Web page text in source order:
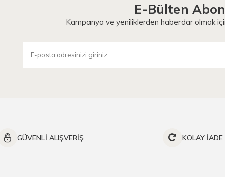
E-Bülten
Kampanya ve yeniliklerden haberdar olmak
GÜVENLİ ALIŞVERİŞ KOLAY İADE